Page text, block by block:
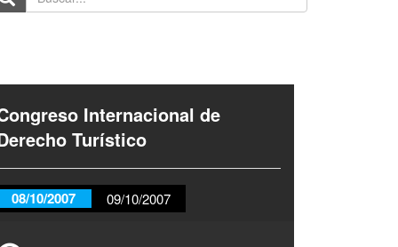
Internacional de
Turístico
08/10/2007 09/10/2007